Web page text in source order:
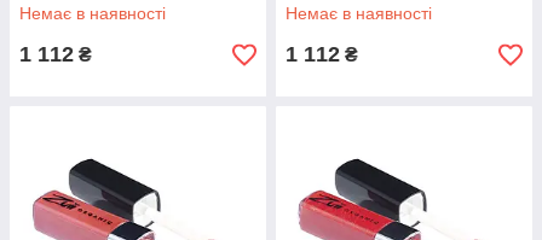
Немає в наявності
1 112 ₴
Немає в наявності
1 112 ₴